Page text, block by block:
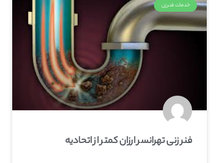
خدمات فنرزن
فنر زنی تهرانسر ارزان کمتر از اتحادیه